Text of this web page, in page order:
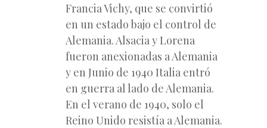
Francia Vichy, que se convirtió
en un estado bajo el control de
Alemania. Alsacia y Lorena
fueron anexionadas a Alemania
y en Junio de 1940 Italia entró
en guerra al lado de Alemania.
En el verano de 1940, solo el
Reino Unido resistía a Alemania.